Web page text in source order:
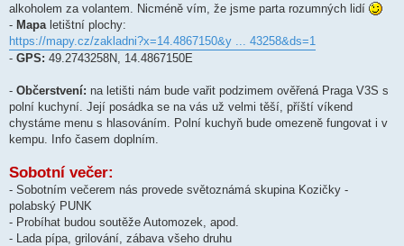
alkoholem za volantem. Nicméně vím, že jsme parta rozumných lidí
- Mapa letištní plochy:
https://mapy.cz/zakladni?x=14.4867150&y ... 43258&ds=1
- GPS: 49.2743258N, 14.4867150E
- Občerstvení: na letišti nám bude vařit podzimem ověřená Praga V3S s
polní kuchyní. Její posádka se na vás už velmi těší, příští víkend
chystáme menu s hlasováním. Polní kuchyň bude omezeně fungovat i v
kempu. Info časem doplním.
Sobotní večer:
- Sobotním večerem nás provede světoznámá skupina Kozičky -
polabský PUNK
- Probíhat budou soutěže Automozek, apod.
- Lada pípa, grilování, zábava všeho druhu